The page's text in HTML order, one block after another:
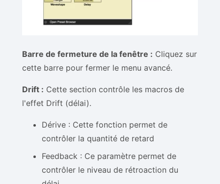
Barre de fermeture de la fenêtre : Cliquez sur
cette barre pour fermer le menu avancé.
Drift : Cette section contrôle les macros de
l'effet Drift (délai).
Dérive : Cette fonction permet de
contrôler la quantité de retard
Feedback : Ce paramètre permet de
contrôler le niveau de rétroaction du